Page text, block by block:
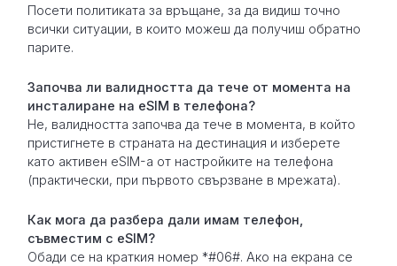
Посети политиката за връщане, за да видиш точно
всички ситуации, в които можеш да получиш обратно
парите.
Започва ли валидността да тече от момента на
инсталиране на eSIM в телефона?
Не, валидността започва да тече в момента, в който
пристигнете в страната на дестинация и изберете
като активен eSIM-а от настройките на телефона
(практически, при първото свързване в мрежата).
Как мога да разбера дали имам телефон,
съвместим с eSIM?
Обади се на краткия номер *#06#. Ако на екрана се